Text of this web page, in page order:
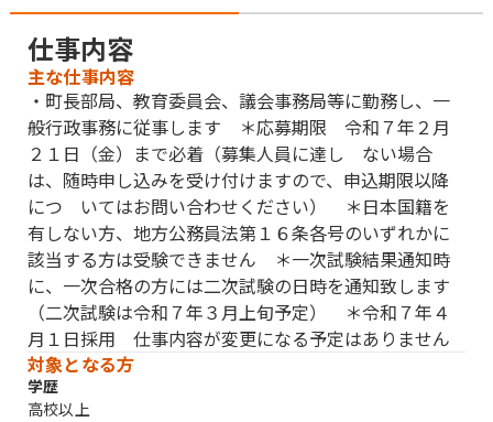
仕事内容
主な仕事内容
・町長部局、教育委員会、議会事務局等に勤務し、一
般行政事務に従事します ＊応募期限 令和７年２月
２１日（金）まで必着（募集人員に達し ない場合
は、随時申し込みを受け付けますので、申込期限以降
につ いてはお問い合わせください） ＊日本国籍を
有しない方、地方公務員法第１６条各号のいずれかに
該当する方は受験できません ＊一次試験結果通知時
に、一次合格の方には二次試験の日時を通知致します
（二次試験は令和７年３月上旬予定） ＊令和７年４
月１日採用 仕事内容が変更になる予定はありません
対象となる方
学歴
高校以上